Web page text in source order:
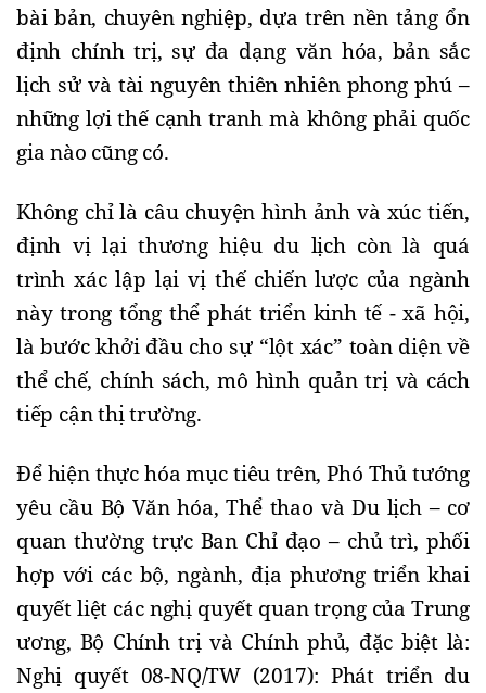
bài bản, chuyên nghiệp, dựa trên nền tảng ổn
định chính trị, sự đa dạng văn hóa, bản sắc
lịch sử và tài nguyên thiên nhiên phong phú –
những lợi thế cạnh tranh mà không phải quốc
gia nào cũng có.
Không chỉ là câu chuyện hình ảnh và xúc tiến,
định vị lại thương hiệu du lịch còn là quá
trình xác lập lại vị thế chiến lược của ngành
này trong tổng thể phát triển kinh tế - xã hội,
là bước khởi đầu cho sự “lột xác” toàn diện về
thể chế, chính sách, mô hình quản trị và cách
tiếp cận thị trường.
Để hiện thực hóa mục tiêu trên, Phó Thủ tướng
yêu cầu Bộ Văn hóa, Thể thao và Du lịch – cơ
quan thường trực Ban Chỉ đạo – chủ trì, phối
hợp với các bộ, ngành, địa phương triển khai
quyết liệt các nghị quyết quan trọng của Trung
ương, Bộ Chính trị và Chính phủ, đặc biệt là:
Nghị quyết 08-NQ/TW (2017): Phát triển du